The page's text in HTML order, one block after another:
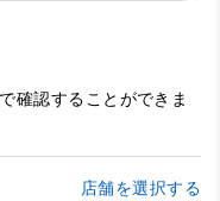
確認することができま
店舗を選択する